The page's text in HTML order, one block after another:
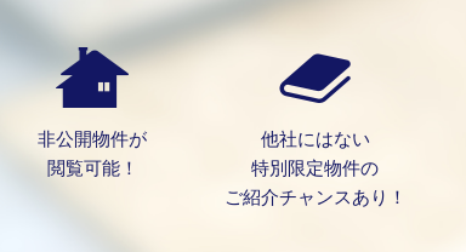
非公開物件が
閲覧可能！
他社にはない
特別限定物件の
ご紹介チャンスあり！